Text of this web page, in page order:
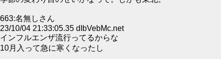
663:名無しさん
23/10/04 21:33:05.35 dIbVebMc.net
インフルエンザ流行ってるからな
10月入って急に寒くなったし